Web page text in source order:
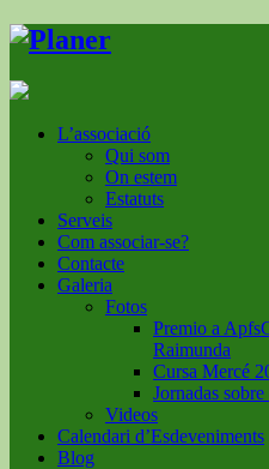
L’associació
Qui som
On estem
Estatuts
Serveis
Com associar-se?
Contacte
Galeria
Fotos
Premio a
Raimunda
Cursa Mercé
Jornadas
Videos
Calendari d’Esdeveniments
Blog